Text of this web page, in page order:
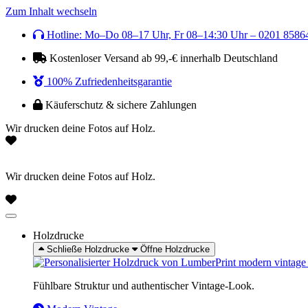
Zum Inhalt wechseln
Hotline: Mo–Do 08–17 Uhr, Fr 08–14:30 Uhr – 0201
Kostenloser Versand ab 99,-€ innerhalb Deutschland
100% Zufriedenheitsgarantie
Käuferschutz & sichere Zahlungen
Wir drucken deine Fotos auf Holz.
Wir drucken deine Fotos auf Holz.
Holzdrucke
Schließe Holzdrucke Öffne Holzdrucke
Fühlbare Struktur und authentischer Vintage-Look.